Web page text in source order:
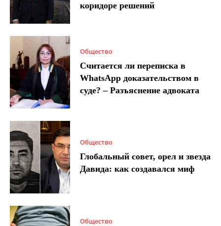
коридоре решений
Общество
Считается ли переписка в
WhatsApp доказательством в
суде? – Разъяснение адвоката
Общество
Глобальный совет, орел и звезда
Давида: как создавался миф
Общество